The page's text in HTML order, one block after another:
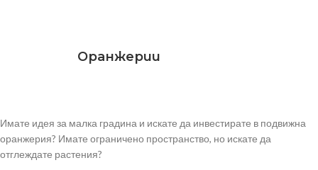
Оранжерии
Имате идея за малка градина и искате да инвестирате в подвижна
оранжерия? Имате ограничено пространство, но искате да
отглеждате растения?